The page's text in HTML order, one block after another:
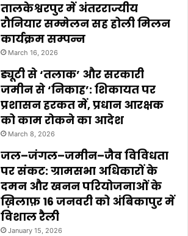
तालकेश्वरपुर में अंतरराज्यीय
रौनियार सम्मेलन सह होली मिलन
कार्यक्रम सम्पन्न
March 16, 2026
ड्यूटी से ‘तलाक’ और सरकारी
जमीन से ‘निकाह’: शिकायत पर
प्रशासन हरकत में, प्रधान आरक्षक
को काम रोकने का आदेश
March 8, 2026
जल–जंगल–जमीन–जैव विविधता
पर संकट: ग्रामसभा अधिकारों के
दमन और खनन परियोजनाओं के
ख़िलाफ़ 16 जनवरी को अंबिकापुर में
विशाल रैली
January 15, 2026